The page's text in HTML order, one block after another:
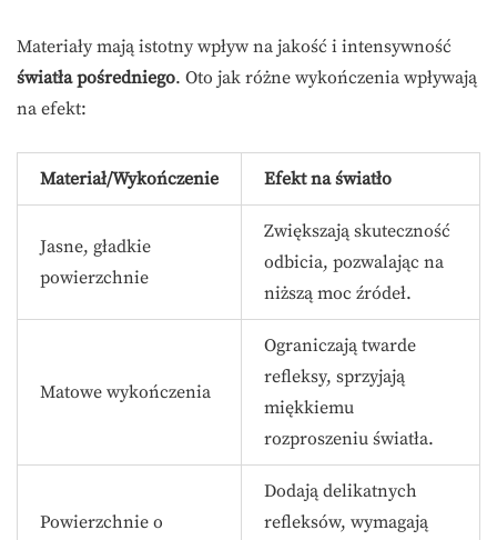
Materiały mają istotny wpływ na jakość i intensywność
światła pośredniego. Oto jak różne wykończenia wpływają
na efekt:
Materiał/Wykończenie Efekt na światło
Jasne, gładkie
powierzchnie
Zwiększają skuteczność
odbicia, pozwalając na
niższą moc źródeł.
Matowe wykończenia
Ograniczają twarde
refleksy, sprzyjają
miękkiemu
rozproszeniu światła.
Powierzchnie o
Dodają delikatnych
refleksów, wymagają